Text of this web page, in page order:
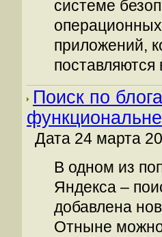
системе
приложений,
Поиск по
Дата 24 марта
В одном из
Яндекса –
добавлена
Отныне можно